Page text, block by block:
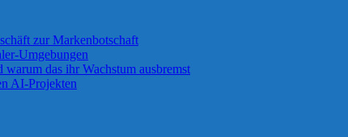
zur Markenbotschaft
Umgebungen
das ihr Wachstum ausbremst
AI-Projekten